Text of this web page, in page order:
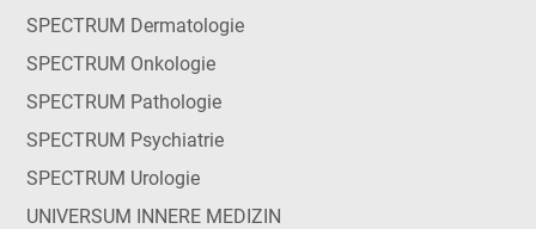
SPECTRUM Dermatologie
SPECTRUM Onkologie
SPECTRUM Pathologie
SPECTRUM Psychiatrie
SPECTRUM Urologie
UNIVERSUM INNERE MEDIZIN